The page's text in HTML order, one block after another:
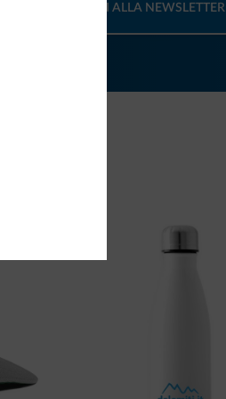
ISCRIVITI ALLA NEWSLETTER